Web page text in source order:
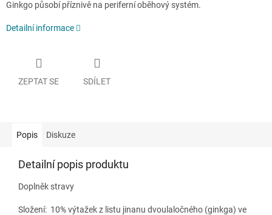
Ginkgo působí příznivě na periferní oběhový systém.
Detailní informace
ZEPTAT SE SDÍLET
Popis Diskuze
Detailní popis produktu
Doplněk stravy
Složení: 10% výtažek z listu jinanu dvoulaločného (ginkga) ve